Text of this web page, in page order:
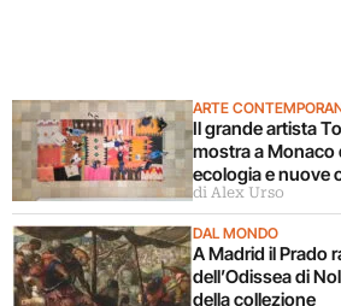
ARTE
Il grande artista
mostra a Monaco
ecologia e nuove
di Alex Urso
DAL MONDO
A Madrid il Prado
dell’Odissea di
della collezione